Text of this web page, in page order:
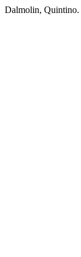
Dalmolin, Quintino.